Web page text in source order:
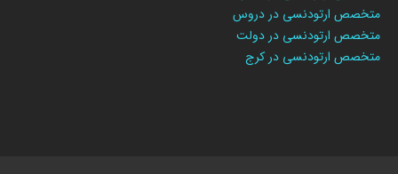
متخصص ارتودنسی در دروس
متخصص ارتودنسی در دولت
متخصص ارتودنسی در کرج